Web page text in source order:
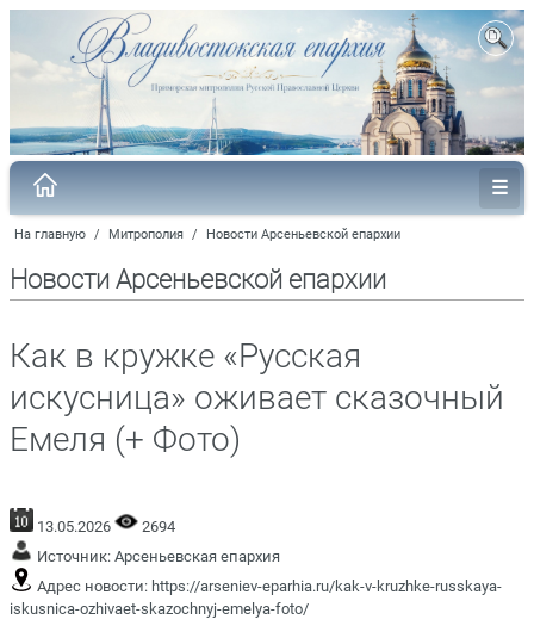
На главную / Митрополия / Новости Арсеньевской епархии
Новости Арсеньевской епархии
Как в кружке «Русская
искусница» оживает сказочный
Емеля (+ Фото)
13.05.2026
2694
Источник: Арсеньевская епархия
Адрес новости: https://arseniev-eparhia.ru/kak-v-kruzhke-russkaya-
iskusnica-ozhivaet-skazochnyj-emelya-foto/